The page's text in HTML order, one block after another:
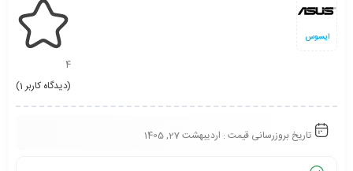
ایسوس
4
(دیدگاه کاربر1
)
تاریخ بروزرسانی قیمت : اردیبهشت 27, 1405